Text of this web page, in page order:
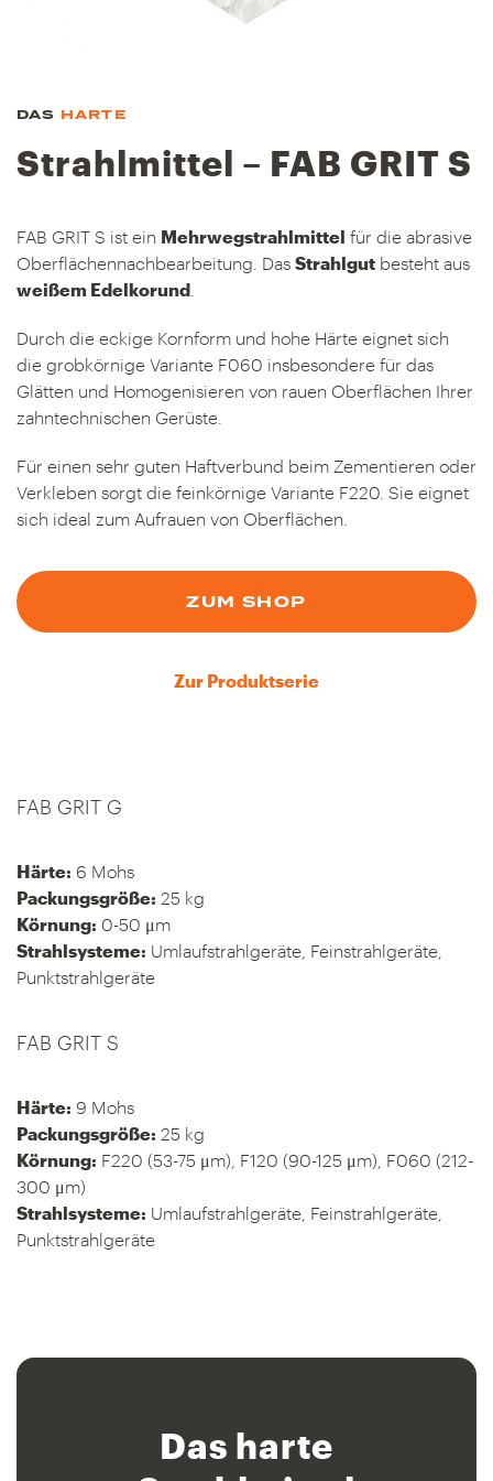
DAS HARTE
Strahlmittel – FAB GRIT S
FAB GRIT S ist ein Mehrwegstrahlmittel für die abrasive
Oberflächennachbearbeitung. Das Strahlgut besteht aus
weißem Edelkorund
Durch die eckige Kornform und hohe Härte eignet sich
die grobkörnige Variante F060 insbesondere für das
Glätten und Homogenisieren von rauen Oberflächen Ihrer
zahntechnischen Gerüste.
Für einen sehr guten Haftverbund beim Zementieren oder
Verkleben sorgt die feinkörnige Variante F220. Sie eignet
sich ideal zum Aufrauen von Oberflächen.
ZUM SHOP
Zur Produktserie
FAB GRIT G
Härte: 6 Mohs
Packungsgröße: 25 kg
Körnung: 0-50 μm
Strahlsysteme: Umlaufstrahlgeräte, Feinstrahlgeräte,
Punktstrahlgeräte
FAB GRIT S
Härte: 9 Mohs
Packungsgröße: 25 kg
Körnung: F220 (53-75 μm), F120 (90-125 μm), F060 (212-
300 μm)
Strahlsysteme: Umlaufstrahlgeräte, Feinstrahlgeräte,
Punktstrahlgeräte
Das harte